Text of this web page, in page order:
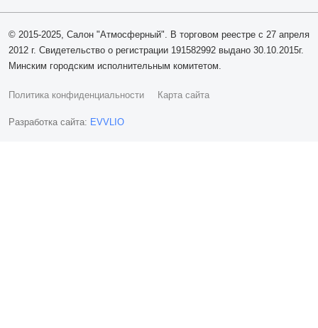
© 2015-2025, Салон "Атмосферный". В торговом реестре с 27 апреля
2012 г. Свидетельство о регистрации 191582992 выдано 30.10.2015г.
Минским городским исполнительным комитетом.
Политика конфиденциальности Карта сайта
Разработка сайта: EVVLIO